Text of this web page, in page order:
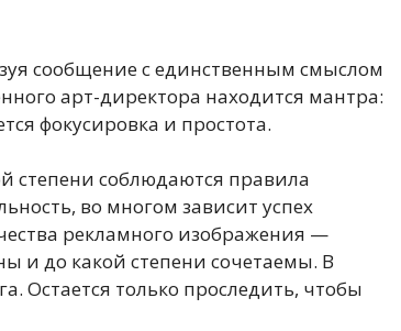
сообщение с единственным смыслом
арт-директора находится мантра:
фокусировка и простота.
степени соблюдаются правила
во многом зависит успех
рекламного изображения —
и до какой степени сочетаемы. В
Остается только проследить, чтобы